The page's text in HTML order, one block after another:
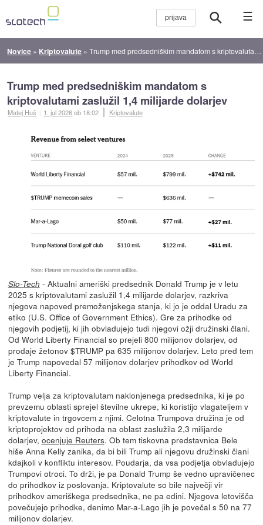
☰
Novice » Kriptovalute »Trump med predsedniškim mandatom s kriptovalutami zaslužil 1,4 milijarde dolarjev
Trump med predsedniškim mandatom s
kriptovalutami zaslužil 1,4 milijarde dolarjev
Matej Huš :: 1. jul 2026ob 18:02 Kriptovalute
Slo-Tech - Aktualni ameriški predsednik Donald Trump je v letu
2025 s kriptovalutami zaslužil 1,4 milijarde dolarjev, razkriva
njegova napoved premoženjskega stanja, ki jo je oddal Uradu za
etiko (U.S. Office of Government Ethics). Gre za prihodke od
njegovih podjetij, ki jih obvladujejo tudi njegovi ožji družinski člani.
Od World Liberty Financial so prejeli 800 milijonov dolarjev, od
prodaje žetonov $TRUMP pa 635 milijonov dolarjev. Leto pred tem
je Trump napovedal 57 milijonov dolarjev prihodkov od World
Liberty Financial.
Trump velja za kriptovalutam naklonjenega predsednika, ki je po
prevzemu oblasti sprejel številne ukrepe, ki koristijo vlagateljem v
kriptovalute in trgovcem z njimi. Celotna Trumpova družina je od
kriptoprojektov od prihoda na oblast zaslužila 2,3 milijarde
dolarjev, ocenjuje Reuters. Ob tem tiskovna predstavnica Bele
hiše Anna Kelly zanika, da bi bili Trump ali njegovu družinski člani
kdajkoli v konfliktu interesov. Poudarja, da vsa podjetja obvladujejo
Trumpovi otroci. To drži, je pa Donald Trump še vedno upravičenec
do prihodkov iz poslovanja. Kriptovalute so bile največji vir
prihodkov ameriškega predsednika, ne pa edini. Njegova letovišča
povečujejo prihodke, denimo Mar-a-Lago jih je povečal s 50 na 77
milijonov dolarjev.